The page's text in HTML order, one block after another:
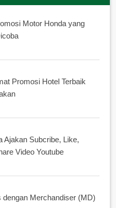
Motor Honda yang
Promosi Hotel Terbaik
Ajakan Subcribe, Like,
Video Youtube
dengan Merchandiser (MD)